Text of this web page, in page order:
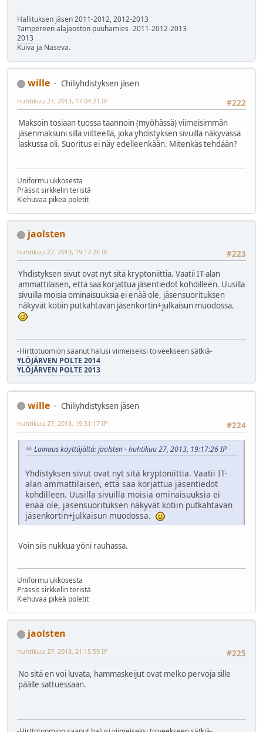
Hallituksen jäsen 2011-2012, 2012-2013
Tampereen alajaoston puuhamies -2011-2012-2013-
2013
Kuiva ja Naseva.
wille
Chiliyhdistyksen jäsen
#222
huhtikuu 27, 2013, 17:04:21 IP
Maksoin tosiaan tuossa taannoin (myöhässä) viimeisimmän
jäsenmaksuni sillä viitteellä, joka yhdistyksen sivuilla näkyvässä
laskussa oli. Suoritus ei näy edelleenkään. Mitenkäs tehdään?
Uniformu ukkosesta
Prässit sirkkelin teristä
Kiehuvaa pikeä poletit
jaolsten
#223
huhtikuu 27, 2013, 19:17:26 IP
Yhdistyksen sivut ovat nyt sitä kryptoniittia. Vaatii IT-alan
ammattilaisen, että saa korjattua jäsentiedot kohdilleen. Uusilla
sivuilla moisia ominaisuuksia ei enää ole, jäsensuorituksen
näkyvät kotiin putkahtavan jäsenkortin+julkaisun muodossa.
-Hirttotuomion saanut halusi viimeiseksi toiveekseen sätkiä-
YLÖJÄRVEN POLTE 2014
YLÖJÄRVEN POLTE 2013
wille
Chiliyhdistyksen jäsen
#224
huhtikuu 27, 2013, 19:31:17 IP
Lainaus käyttäjältä: jaolsten - huhtikuu 27, 2013, 19:17:26 IP
Yhdistyksen sivut ovat nyt sitä kryptoniittia. Vaatii IT-
alan ammattilaisen, että saa korjattua jäsentiedot
kohdilleen. Uusilla sivuilla moisia ominaisuuksia ei
enää ole, jäsensuorituksen näkyvät kotiin putkahtavan
jäsenkortin+julkaisun muodossa.
Voin siis nukkua yöni rauhassa.
Uniformu ukkosesta
Prässit sirkkelin teristä
Kiehuvaa pikeä poletit
jaolsten
#225
huhtikuu 27, 2013, 21:15:59 IP
No sitä en voi luvata, hammaskeijut ovat melko pervoja sille
päälle sattuessaan.